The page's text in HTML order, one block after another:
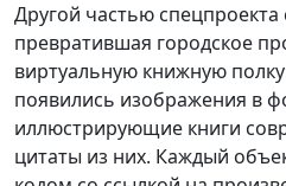
Другой частью спецпроекта
превратившая городское
виртуальную книжную
появились изображения в
иллюстрирующие книги
цитаты из них. Каждый